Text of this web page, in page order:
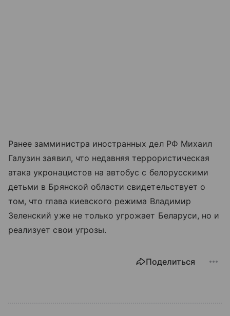
Ранее замминистра иностранных дел РФ Михаил
Галузин заявил, что недавняя террористическая
атака укронацистов на автобус с белорусскими
детьми в Брянской области свидетельствует о
том, что глава киевского режима Владимир
Зеленский уже не только угрожает Беларуси, но и
реализует свои угрозы.
Поделиться